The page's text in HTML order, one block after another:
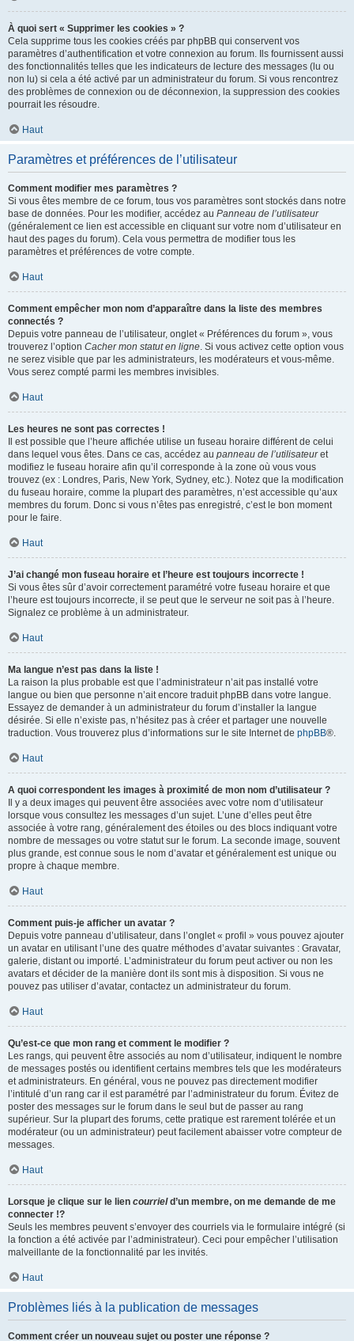
À quoi sert « Supprimer les cookies » ?
Cela supprime tous les cookies créés par phpBB qui conservent vos
paramètres d’authentification et votre connexion au forum. Ils fournissent aussi
des fonctionnalités telles que les indicateurs de lecture des messages (lu ou
non lu) si cela a été activé par un administrateur du forum. Si vous rencontrez
des problèmes de connexion ou de déconnexion, la suppression des cookies
pourrait les résoudre.
Haut
Paramètres et préférences de l’utilisateur
Comment modifier mes paramètres ?
Si vous êtes membre de ce forum, tous vos paramètres sont stockés dans notre
base de données. Pour les modifier, accédez au Panneau de l’utilisateur
(généralement ce lien est accessible en cliquant sur votre nom d’utilisateur en
haut des pages du forum). Cela vous permettra de modifier tous les
paramètres et préférences de votre compte.
Haut
Comment empêcher mon nom d’apparaître dans la liste des membres
connectés ?
Depuis votre panneau de l’utilisateur, onglet « Préférences du forum », vous
trouverez l’option Cacher mon statut en ligne. Si vous activez cette option vous
ne serez visible que par les administrateurs, les modérateurs et vous-même.
Vous serez compté parmi les membres invisibles.
Haut
Les heures ne sont pas correctes !
Il est possible que l’heure affichée utilise un fuseau horaire différent de celui
dans lequel vous êtes. Dans ce cas, accédez au panneau de l’utilisateuret
modifiez le fuseau horaire afin qu’il corresponde à la zone où vous vous
trouvez (ex : Londres, Paris, New York, Sydney, etc.). Notez que la modification
du fuseau horaire, comme la plupart des paramètres, n’est accessible qu’aux
membres du forum. Donc si vous n’êtes pas enregistré, c’est le bon moment
pour le faire.
Haut
J’ai changé mon fuseau horaire et l’heure est toujours incorrecte !
Si vous êtes sûr d’avoir correctement paramétré votre fuseau horaire et que
l’heure est toujours incorrecte, il se peut que le serveur ne soit pas à l’heure.
Signalez ce problème à un administrateur.
Haut
Ma langue n’est pas dans la liste !
La raison la plus probable est que l’administrateur n’ait pas installé votre
langue ou bien que personne n’ait encore traduit phpBB dans votre langue.
Essayez de demander à un administrateur du forum d’installer la langue
désirée. Si elle n’existe pas, n’hésitez pas à créer et partager une nouvelle
traduction. Vous trouverez plus d’informations sur le site Internet de phpBB®.
Haut
A quoi correspondent les images à proximité de mon nom d’utilisateur ?
Il y a deux images qui peuvent être associées avec votre nom d’utilisateur
lorsque vous consultez les messages d’un sujet. L’une d’elles peut être
associée à votre rang, généralement des étoiles ou des blocs indiquant votre
nombre de messages ou votre statut sur le forum. La seconde image, souvent
plus grande, est connue sous le nom d’avatar et généralement est unique ou
propre à chaque membre.
Haut
Comment puis-je afficher un avatar ?
Depuis votre panneau d’utilisateur, dans l’onglet « profil » vous pouvez ajouter
un avatar en utilisant l’une des quatre méthodes d’avatar suivantes : Gravatar,
galerie, distant ou importé. L’administrateur du forum peut activer ou non les
avatars et décider de la manière dont ils sont mis à disposition. Si vous ne
pouvez pas utiliser d’avatar, contactez un administrateur du forum.
Haut
Qu’est-ce que mon rang et comment le modifier ?
Les rangs, qui peuvent être associés au nom d’utilisateur, indiquent le nombre
de messages postés ou identifient certains membres tels que les modérateurs
et administrateurs. En général, vous ne pouvez pas directement modifier
l’intitulé d’un rang car il est paramétré par l’administrateur du forum. Évitez de
poster des messages sur le forum dans le seul but de passer au rang
supérieur. Sur la plupart des forums, cette pratique est rarement tolérée et un
modérateur (ou un administrateur) peut facilement abaisser votre compteur de
messages.
Haut
Lorsque je clique sur le lien courrield’un membre, on me demande de me
connecter !?
Seuls les membres peuvent s’envoyer des courriels via le formulaire intégré (si
la fonction a été activée par l’administrateur). Ceci pour empêcher l’utilisation
malveillante de la fonctionnalité par les invités.
Haut
Problèmes liés à la publication de messages
Comment créer un nouveau sujet ou poster une réponse ?